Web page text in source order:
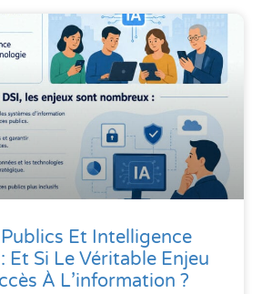
Et Intelligence
Et Si Le Véritable Enjeu
À L’information ?